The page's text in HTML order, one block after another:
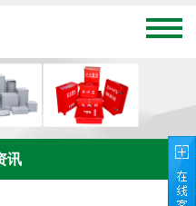
讯